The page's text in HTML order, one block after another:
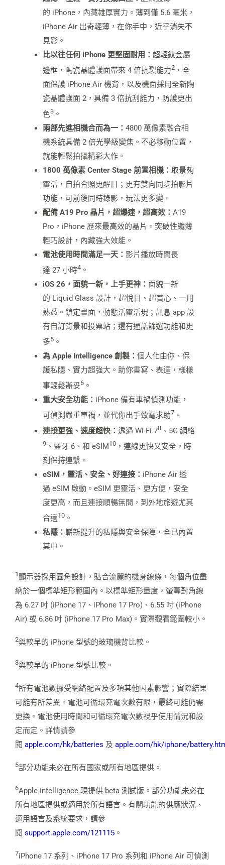
的 iPhone，內藏雄厚實力。薄到僅 5.6 毫米，
iPhone Air 出奇輕薄，在你手中，近乎消失不
見影。
比以往任何 iPhone 更堅固耐⽤ ： 超輕鈦金屬
邊框，陶瓷晶體護面帶來 4 倍抗裂能⼒2 ，全
面保護 iPhone Air 機背，以及機面採用全新陶
瓷晶體護面 2，具備 3 倍抗刮能力，防護更出
色3 。
兩部先進相機合而為一： 4800 萬像素融合相
機系統具備 2 倍光學級變焦。不必移動位置，
就能輕鬆拍攝精彩大作。
1800 萬像素 Center Stage 前置相機： 取景夠
靈活，自拍合照更醒目；更有雙向同步拍影片
功能，可前後同時錄影，玩法更多變。
配備 A19 Pro 晶片，超爆速，超高效： A19
Pro，iPhone 歷來最高效的晶片。突破性纖薄
輕巧設計，內藏強大效能。
電池使用時間滿足一天： 影片播放時間長
達 27 小時4 。
iOS 26 ，面貌一新，上手更神： 面貌一新
的 Liquid Glass 設計，超悅目、超賞心、一用
熟悉。鎖定畫面，動態活靈活現；訊息 app 設
有自訂背景和投票站；還有通話篩選功能和更
多5 。
為 Apple Intelligence 創製： 個人化由你、保
護私隱、實力超強大。助你書寫、表達，樣樣
事輕鬆辦妥6 。
重大安全功能： iPhone 備有車禍偵測功能，
可偵測嚴重車禍，並代你出手致電求助7 。
連接更強、速度超快： 透過 Wi‑Fi 78 、5G 網絡
9 、藍牙 6、和 eSIM10 ，連線更快又安全，時
刻保持連繫。
eSIM ，靈活、安全、好連接： iPhone Air 透
過 eSIM 啟動。eSIM 更靈活、更方便，安全
度更高，而且連接順暢無間，到外地旅遊尤其
合適10 。
私隱： 嶄新提升的私隱與安全保障，全已內置
其中。
1顯示器採用圓角設計，貼合流麗的機身線條，每個角位盡
納於一個標準矩形範圍內。以標準矩形量度，螢幕對角線
為 6.27 吋 (iPhone 17、iPhone 17 Pro)、6.55 吋 (iPhone
Air) 或 6.86 吋 (iPhone 17 Pro Max)。實際觀看範圍較小。
2與較早的 iPhone 型號的玻璃機背比較。
3與較早的 iPhone 型號比較。
4所有電池數據受網絡配置及多項其他因素影響；實際結果
可能有所差異。電池可循環充電次數有限，最終可能仍需
更換。電池使用時間和可循環充電次數視乎使用情況和設
定而定。詳情請參
閱 apple.com/hk/batteries 及 apple.com/hk/iphone/
5部分功能未必在所有國家或所有地區提供。
6Apple Intelligence 現提供 beta 測試版。部分功能未必在
所有地區提供或適用於所有語言。有關功能的供應狀況、
適用語言及系統要求，請參
閱 support.apple.com/121115 。
7iPhone 17 系列、iPhone 17 Pro 系列和 iPhone Air 可偵測